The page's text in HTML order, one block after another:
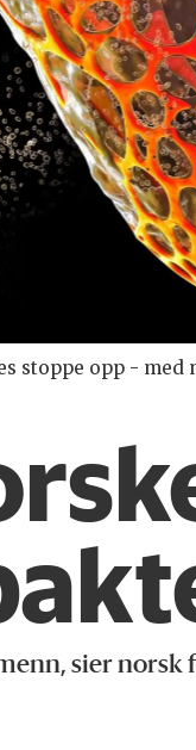
stoppe opp -
sier norsk